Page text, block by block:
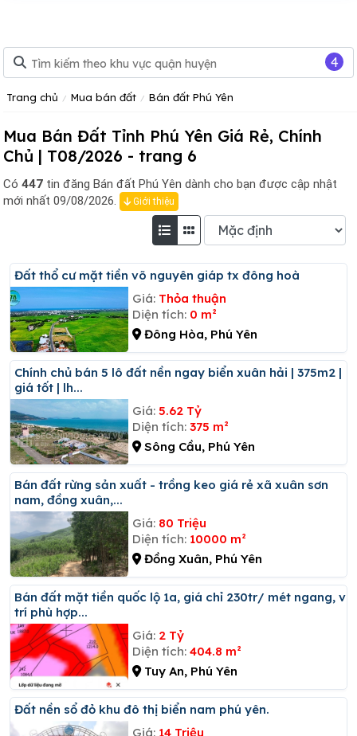
Trang chủ Mua bán đất Bán đất Phú Yên
Mua Bán Đất Tỉnh Phú Yên Giá Rẻ, Chính
Chủ | T08/2026 - trang 6
Có 447 tin đăng Bán đất Phú Yên dành cho bạn được cập nhật
mới nhất 09/08/2026.
Giới thiệu
đất thổ cư mặt tiền võ nguyên giáp tx đông hoà
Giá: Thỏa thuận
Diện tích: 0 m²
Đông Hòa, Phú Yên
Chính chủ bán 5 lô đất nền ngay biển xuân hải | 375m2 |
giá tốt | lh...
Giá: 5.62 Tỷ
Diện tích: 375 m²
Sông Cầu, Phú Yên
Bán đất rừng sản xuất - trồng keo giá rẻ xã xuân sơn
nam, đồng xuân,...
Giá: 80 Triệu
Diện tích: 10000 m²
Đồng Xuân, Phú Yên
Bán đất mặt tiền quốc lộ 1a, giá chỉ 230tr/ mét ngang, vị
trí phù hợp...
Giá: 2 Tỷ
Diện tích: 404.8 m²
Tuy An, Phú Yên
đất nền sổ đỏ khu đô thị biển nam phú yên.
Giá: 14 Triệu
4